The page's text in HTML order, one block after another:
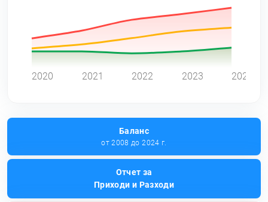
2020 2021 2022 2023 2024
Баланс
от 2008 до 2024 г.
Отчет за
Приходи и Разходи